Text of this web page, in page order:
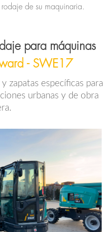
rodaje de su maquinaria.
para máquinas
- SWE17
zapatas específicas para
urbanas y de obra